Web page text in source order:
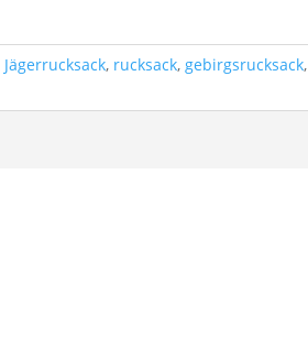
Jägerrucksack, rucksack,gebirgsrucksack,